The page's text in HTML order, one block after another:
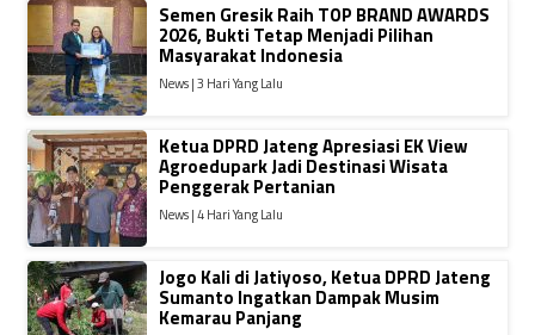
Semen Gresik Raih TOP BRAND AWARDS
2026, Bukti Tetap Menjadi Pilihan
Masyarakat Indonesia
News | 3 Hari Yang Lalu
Ketua DPRD Jateng Apresiasi EK View
Agroedupark Jadi Destinasi Wisata
Penggerak Pertanian
News | 4 Hari Yang Lalu
Jogo Kali di Jatiyoso, Ketua DPRD Jateng
Sumanto Ingatkan Dampak Musim
Kemarau Panjang